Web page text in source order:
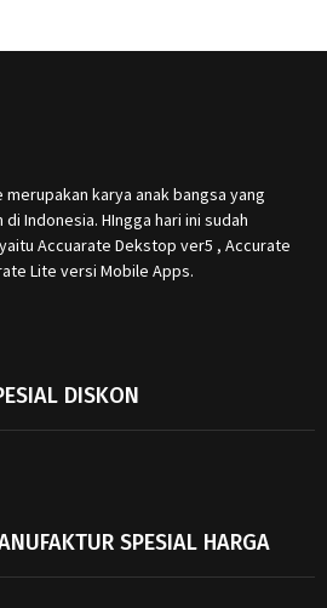
karya anak bangsa yang
Indonesia. HIngga hari ini sudah
Accuarate Dekstop ver5 , Accurate
Lite versi Mobile Apps.
DISKON
SPESIAL HARGA